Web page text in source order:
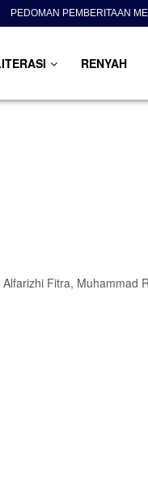
PEDOMAN PEMBERITAAN
RENYAH
Fitra, Muhammad